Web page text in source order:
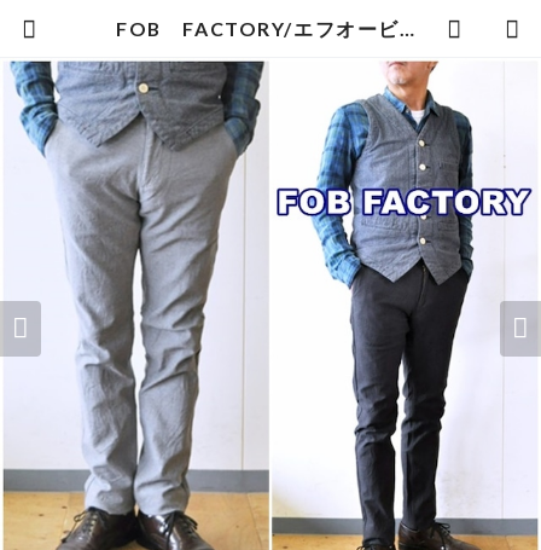
FOB FACTORY/エフオービーファクトリー F0423 オンオフトラウザーパンツ メンズ パンツ ストレッチ伸縮性 | bluelineshop